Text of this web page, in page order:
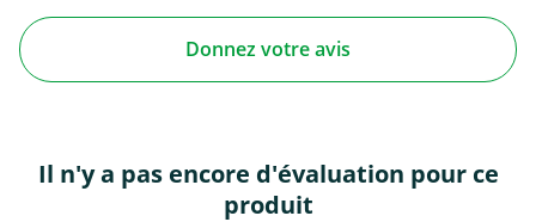
Donnez votre avis
Il n'y a pas encore d'évaluation pour ce
produit